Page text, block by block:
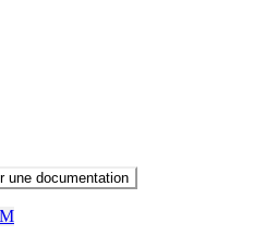
une documentation